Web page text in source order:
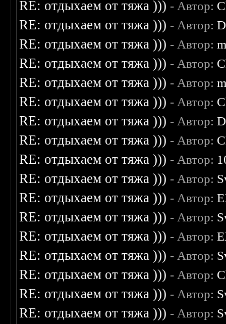
RE: отдыхаем от тяжа ))) - Автор:
RE: отдыхаем от тяжа ))) - Автор:
RE: отдыхаем от тяжа ))) - Автор:
RE: отдыхаем от тяжа ))) - Автор:
RE: отдыхаем от тяжа ))) - Автор:
RE: отдыхаем от тяжа ))) - Автор:
RE: отдыхаем от тяжа ))) - Автор:
RE: отдыхаем от тяжа ))) - Автор:
RE: отдыхаем от тяжа ))) - Автор:
RE: отдыхаем от тяжа ))) - Автор:
RE: отдыхаем от тяжа ))) - Автор:
RE: отдыхаем от тяжа ))) - Автор:
RE: отдыхаем от тяжа ))) - Автор:
RE: отдыхаем от тяжа ))) - Автор:
RE: отдыхаем от тяжа ))) - Автор:
RE: отдыхаем от тяжа ))) - Автор:
RE: отдыхаем от тяжа ))) - Автор: